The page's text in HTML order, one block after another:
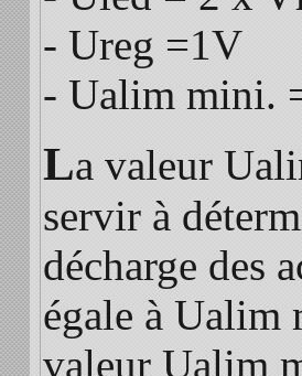
- Ureg =1V
- Ualim mini.
La valeur
servir à
décharge des
égale à Ualim
valeur Ualim